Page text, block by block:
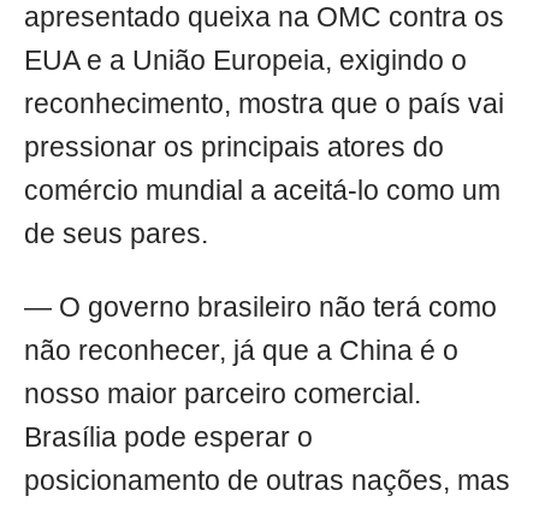
apresentado queixa na OMC contra os
EUA e a União Europeia, exigindo o
reconhecimento, mostra que o país vai
pressionar os principais atores do
comércio mundial a aceitá-lo como um
de seus pares.
— O governo brasileiro não terá como
não reconhecer, já que a China é o
nosso maior parceiro comercial.
Brasília pode esperar o
posicionamento de outras nações, mas